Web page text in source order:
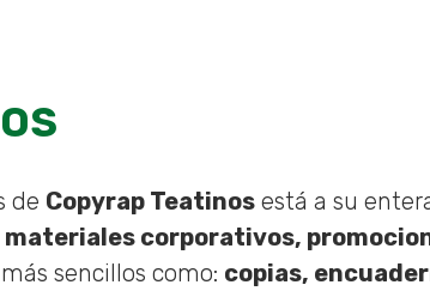
de Copyrap Teatinosestá a su
materiales corporativos,
sencillos como: copias,